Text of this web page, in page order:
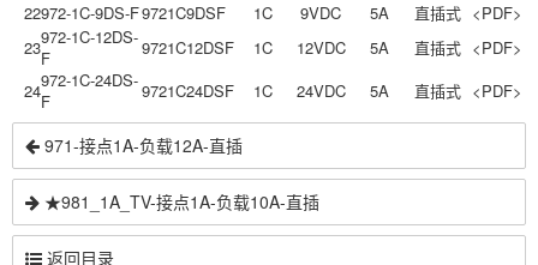
22972-1C-9DS-F9721C9DSF 1C 9VDC 5A 直插式 <PDF>
23972-1C-12DS-
F
9721C12DSF 1C 12VDC 5A 直插式 <PDF>
24972-1C-24DS-
F
9721C24DSF 1C 24VDC 5A 直插式 <PDF>
971-接点1A-负载12A-直插
★981_1A_TV-接点1A-负载10A-直插
返回目录